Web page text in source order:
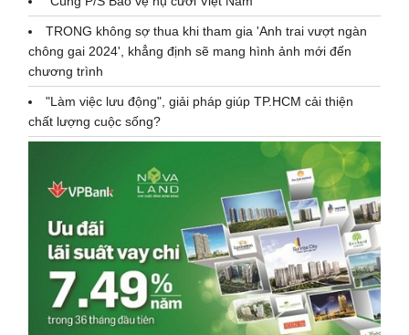
TRONG không sợ thua khi tham gia 'Anh trai vượt ngàn
chông gai 2024', khẳng định sẽ mang hình ảnh mới đến
chương trình
"Làm việc lưu động", giải pháp giúp TP.HCM cải thiện
chất lượng cuộc sống?